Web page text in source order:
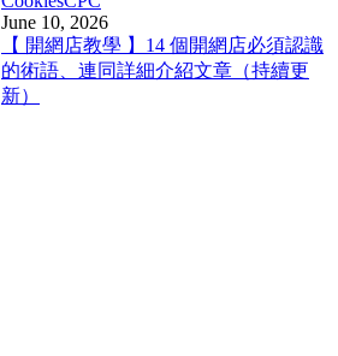
June 10, 2026
【 開網店教學 】14 個開網店必須認識
的術語、連同詳細介紹文章（持續更
新）